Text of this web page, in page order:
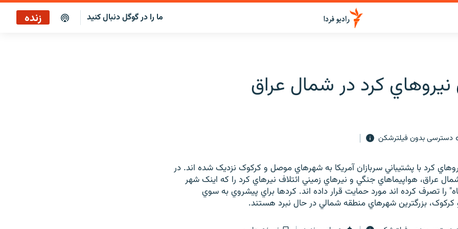
ما را در گوگل دنبال کنید زنده
کرد در شمال عراق
دسترسی بدون فیلترشکن
کرد با پشتيباني سربازان آمريکا به شهرهاي موصل و کرکوک نزديک شده اند. در
عراق، هواپيماهاي جنگي و نيرهاي زميني ائتلاف نيرهاي کرد را که اينک شهر
را تصرف کرده اند مورد حمايت قرار داده اند. کردها براي پيشروي به سوي
بزرگترين شهرهاي منطقه شمالي در حال نبرد هستند.